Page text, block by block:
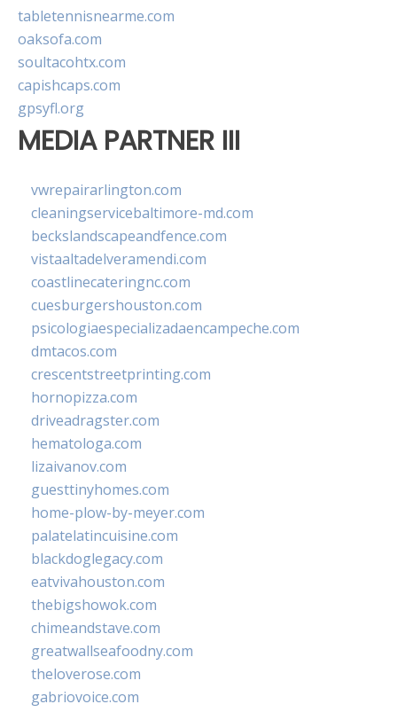
tabletennisnearme.com
oaksofa.com
soultacohtx.com
capishcaps.com
gpsyfl.org
MEDIA PARTNER III
vwrepairarlington.com
cleaningservicebaltimore-md.com
beckslandscapeandfence.com
vistaaltadelveramendi.com
coastlinecateringnc.com
cuesburgershouston.com
psicologiaespecializadaencampeche.com
dmtacos.com
crescentstreetprinting.com
hornopizza.com
driveadragster.com
hematologa.com
lizaivanov.com
guesttinyhomes.com
home-plow-by-meyer.com
palatelatincuisine.com
blackdoglegacy.com
eatvivahouston.com
thebigshowok.com
chimeandstave.com
greatwallseafoodny.com
theloverose.com
gabriovoice.com